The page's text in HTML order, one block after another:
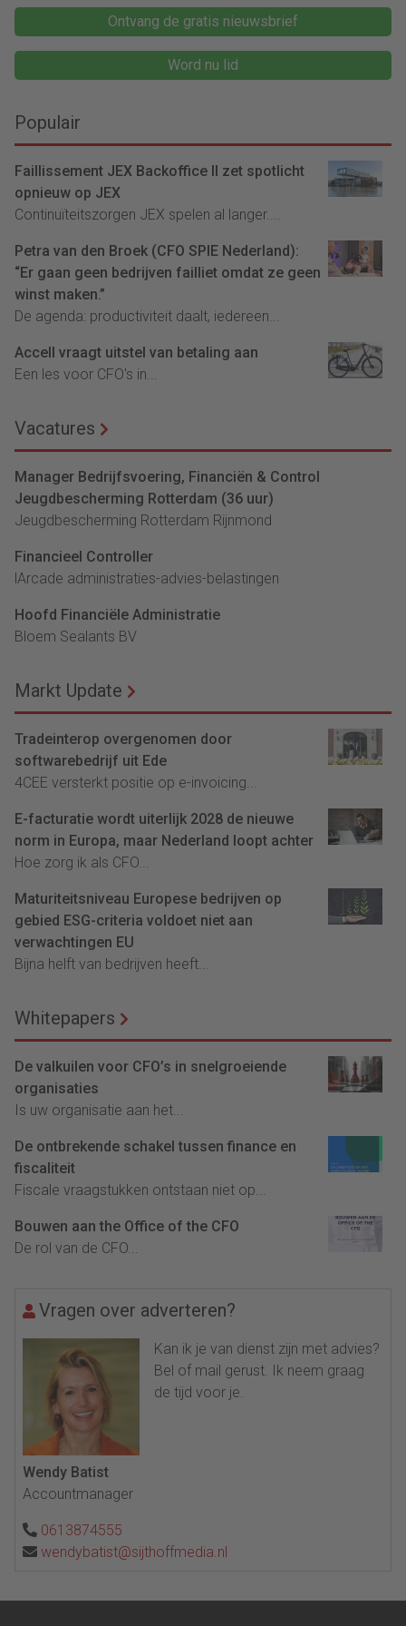
Ontvang de gratis nieuwsbrief
Word nu lid
Populair
Faillissement JEX Backoffice II zet spotlicht
opnieuw op JEX
Continuïteitszorgen JEX spelen al langer....
Petra van den Broek (CFO SPIE Nederland):
“Er gaan geen bedrijven failliet omdat ze geen
winst maken.”
De agenda: productiviteit daalt, iedereen...
Accell vraagt uitstel van betaling aan
Een les voor CFO's in...
Vacatures
Manager Bedrijfsvoering, Financiën & Control
Jeugdbescherming Rotterdam (36 uur)
Jeugdbescherming Rotterdam Rijnmond
Financieel Controller
lArcade administraties-advies-belastingen
Hoofd Financiële Administratie
Bloem Sealants BV
Markt Update
Tradeinterop overgenomen door
softwarebedrijf uit Ede
4CEE versterkt positie op e-invoicing...
E-facturatie wordt uiterlijk 2028 de nieuwe
norm in Europa, maar Nederland loopt achter
Hoe zorg ik als CFO...
Maturiteitsniveau Europese bedrijven op
gebied ESG-criteria voldoet niet aan
verwachtingen EU
Bijna helft van bedrijven heeft...
Whitepapers
De valkuilen voor CFO’s in snelgroeiende
organisaties
Is uw organisatie aan het...
De ontbrekende schakel tussen finance en
fiscaliteit
Fiscale vraagstukken ontstaan niet op...
Bouwen aan the Office of the CFO
De rol van de CFO...
Vragen over adverteren?
Kan ik je van dienst zijn met advies?
Bel of mail gerust. Ik neem graag
de tijd voor je.
Wendy Batist
Accountmanager
0613874555
wendybatist@sijthoffmedia.nl